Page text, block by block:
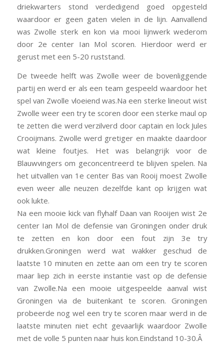
driekwarters stond verdedigend goed opgesteld
waardoor er geen gaten vielen in de lijn. Aanvallend
was Zwolle sterk en kon via mooi lijnwerk wederom
door 2e center Ian Mol scoren. Hierdoor werd er
gerust met een 5-20 ruststand.
De tweede helft was Zwolle weer de bovenliggende
partij en werd er als een team gespeeld waardoor het
spel van Zwolle vloeiend was.Na een sterke lineout wist
Zwolle weer een try te scoren door een sterke maul op
te zetten die werd verzilverd door captain en lock Jules
Crooijmans. Zwolle werd gretiger en maakte daardoor
wat kleine foutjes. Het was belangrijk voor de
Blauwvingers om geconcentreerd te blijven spelen. Na
het uitvallen van 1e center Bas van Rooij moest Zwolle
even weer alle neuzen dezelfde kant op krijgen wat
ook lukte.
Na een mooie kick van flyhalf Daan van Rooijen wist 2e
center Ian Mol de defensie van Groningen onder druk
te zetten en kon door een fout zijn 3e try
drukken.Groningen werd wat wakker geschud de
laatste 10 minuten en zette aan om een try te scoren
maar liep zich in eerste instantie vast op de defensie
van Zwolle.Na een mooie uitgespeelde aanval wist
Groningen via de buitenkant te scoren. Groningen
probeerde nog wel een try te scoren maar werd in de
laatste minuten niet echt gevaarlijk waardoor Zwolle
met de volle 5 punten naar huis kon.Eindstand 10-30.Â